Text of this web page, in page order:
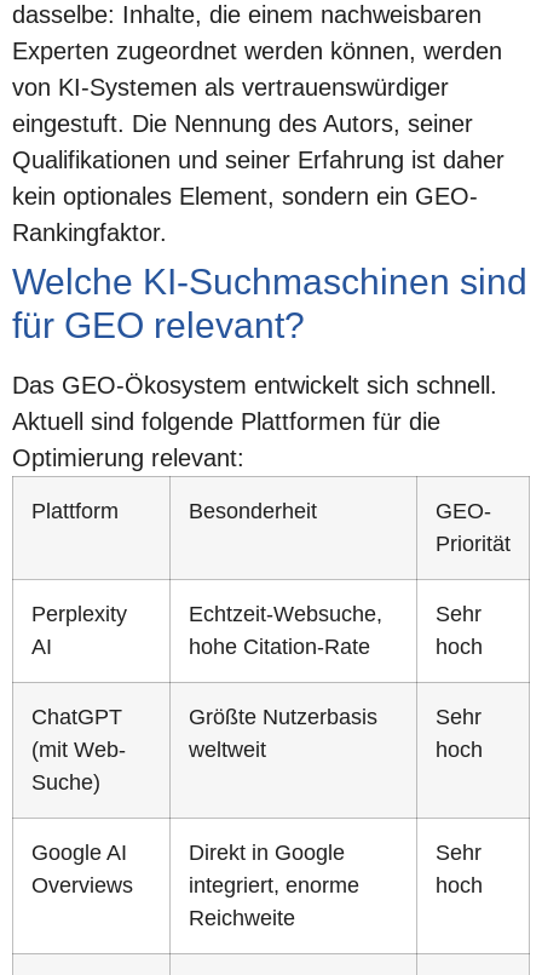
dasselbe: Inhalte, die einem nachweisbaren
Experten zugeordnet werden können, werden
von KI-Systemen als vertrauenswürdiger
eingestuft. Die Nennung des Autors, seiner
Qualifikationen und seiner Erfahrung ist daher
kein optionales Element, sondern ein GEO-
Rankingfaktor.
Welche KI-Suchmaschinen sind
für GEO relevant?
Das GEO-Ökosystem entwickelt sich schnell.
Aktuell sind folgende Plattformen für die
Optimierung relevant:
Plattform Besonderheit
GEO-
Priorität
Perplexity
AI
Echtzeit-Websuche,
hohe Citation-Rate
Sehr
hoch
ChatGPT
(mit Web-
Suche)
Größte Nutzerbasis
weltweit
Sehr
hoch
Google AI
Overviews
Direkt in Google
integriert, enorme
Reichweite
Sehr
hoch